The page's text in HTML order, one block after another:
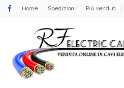
Home Spedizioni Più venduti